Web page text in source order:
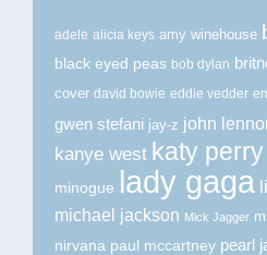
adele alicia keys amy winehouse
black eyed peas bob dylan
cover david bowie eddie vedder
gwen stefani jay-z john
kanye west katy perry
minogue lady gaga
michael jackson Mick Jagger
nirvana paul mccartney pearl